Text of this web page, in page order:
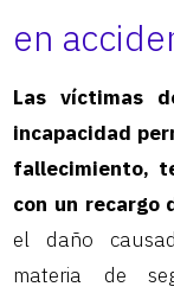
en
Las víctimas
incapacidad
fallecimiento,
con un recargo
el daño
materia de